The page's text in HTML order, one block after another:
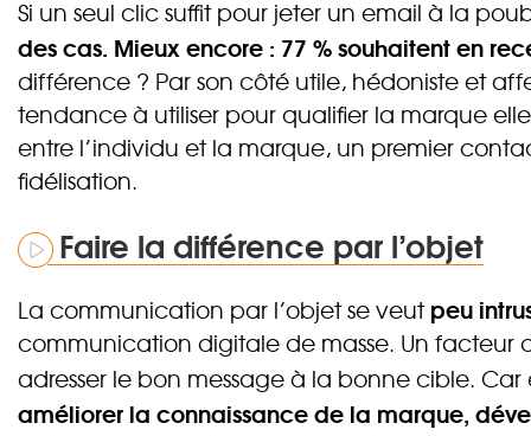
Si un seul clic suffit pour jeter un email à la
des cas. Mieux encore : 77 % souhaitent en
différence ? Par son côté utile, hédoniste et
tendance à utiliser pour qualifier la marque
entre l’individu et la marque, un premier
fidélisation.
Faire la différence par l’objet
La communication par l’objet se veutpeu
communication digitale de masse. Un facteur
adresser le bon message à la bonne cible.
améliorer la connaissance de la marque,